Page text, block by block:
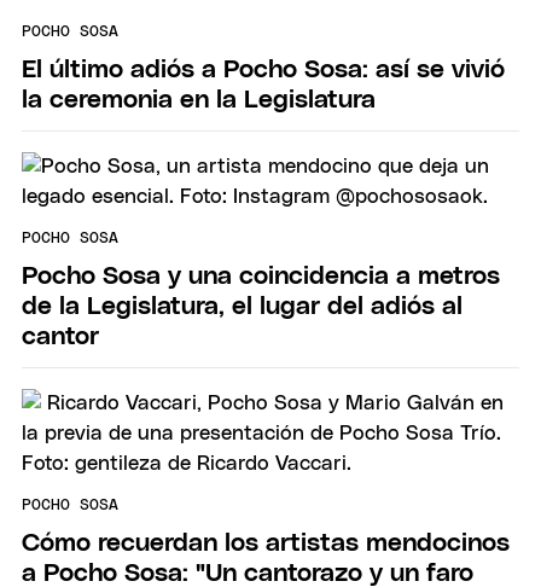
POCHO SOSA
El último adiós a Pocho Sosa: así se vivió
la ceremonia en la Legislatura
POCHO SOSA
Pocho Sosa y una coincidencia a metros
de la Legislatura, el lugar del adiós al
cantor
POCHO SOSA
Cómo recuerdan los artistas mendocinos
a Pocho Sosa: "Un cantorazo y un faro